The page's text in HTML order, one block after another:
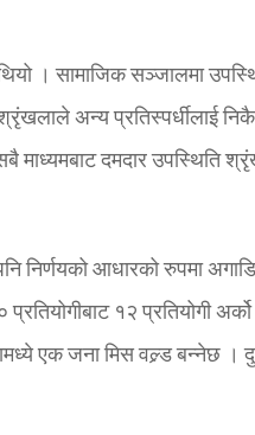
। सामाजिक सञ्जालमा
अन्य प्रतिस्पर्धीलाई निकै
माध्यमबाट दमदार उपस्थिति
निर्णयको आधारको रुपमा अगाडि
१२ प्रतियोगी अर्को
एक जना मिस वल्र्ड बन्नेछ ।